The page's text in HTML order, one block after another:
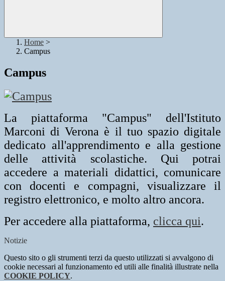
Home >
Campus
Campus
La piattaforma "Campus" dell'Istituto
Marconi di Verona è il tuo spazio digitale
dedicato all'apprendimento e alla gestione
delle attività scolastiche. Qui potrai
accedere a materiali didattici, comunicare
con docenti e compagni, visualizzare il
registro elettronico, e molto altro ancora.
Per accedere alla piattaforma, clicca qui.
Notizie
Questo sito o gli strumenti terzi da questo utilizzati si avvalgono di
cookie necessari al funzionamento ed utili alle finalità illustrate nella
COOKIE POLICY.